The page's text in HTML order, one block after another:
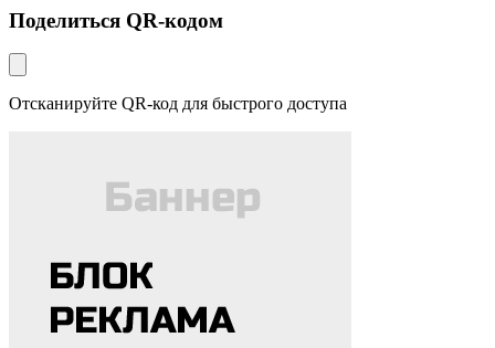
Поделиться QR-кодом
Отсканируйте QR-код для быстрого доступа